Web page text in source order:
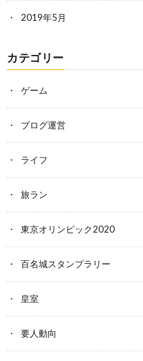
2019年5月
カテゴリー
ゲーム
ブログ運営
ライフ
旅ラン
東京オリンピック2020
百名城スタンプラリー
皇室
要人動向